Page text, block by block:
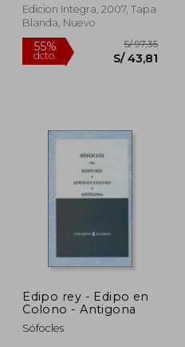
55%
dcto.
Edicion Integra, 2007, Tapa
Blanda, Nuevo
Edipo rey - Edipo en
Colono - Antigona
Sófocles